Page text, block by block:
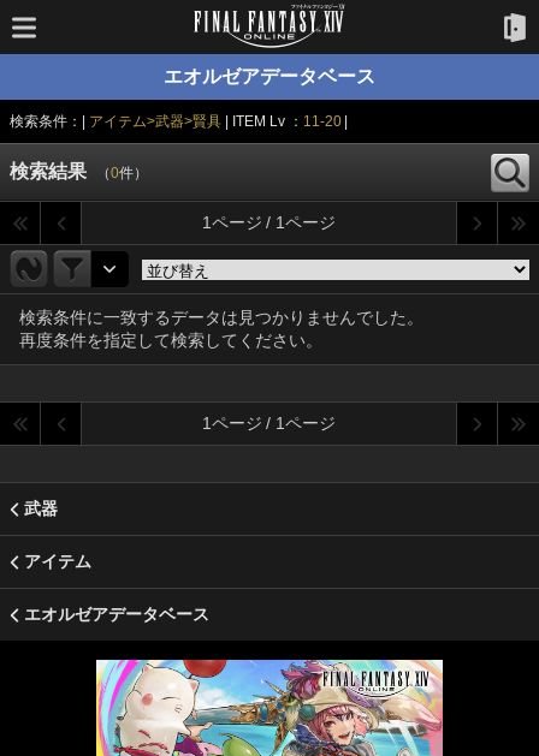
エオルゼアデータベース
検索条件：| アイテム>武器>賢具 | ITEM Lv ： 11-20|
検索結果 （0件）
1ページ / 1ページ
検索条件に一致するデータは見つかりませんでした。
再度条件を指定して検索してください。
1ページ / 1ページ
武器
アイテム
エオルゼアデータベース